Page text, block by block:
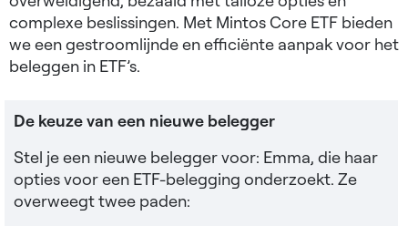
complexe beslissingen. Met Mintos Core ETF bieden
we een gestroomlijnde en efficiënte aanpak voor het
beleggen in ETF’s.
De keuze van een nieuwe belegger
Stel je een nieuwe belegger voor: Emma, die haar
opties voor een ETF-belegging onderzoekt. Ze
overweegt twee paden: